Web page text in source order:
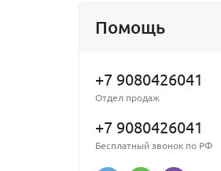
Помощь
+7 9080426041
Отдел продаж
+7 9080426041
Бесплатный звонок по РФ